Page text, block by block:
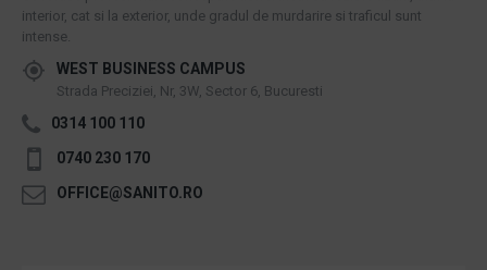
interior, cat si la exterior, unde gradul de murdarire si traficul sunt
intense.
WEST BUSINESS CAMPUS
Strada Preciziei, Nr, 3W, Sector 6, Bucuresti
0314 100 110
0740 230 170
OFFICE@SANITO.RO